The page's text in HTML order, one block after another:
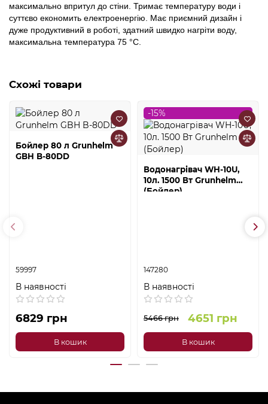
максимально впритул до стіни. Тримає температуру води і
суттєво економить електроенергію. Має приємний дизайн і
дуже продуктивний в роботі, здатний швидко нагріти воду,
максимальна температура 75 °C.
Схожі товари
Бойлер 80 л Grunhelm
GBH B-80DD
59997
В наявності
6829 грн
В кошик
-15%
Водонагрівач WH-10U,
10л. 1500 Вт Grunhelm
(Бойлер)
147280
В наявності
5466 грн 4651 грн
В кошик